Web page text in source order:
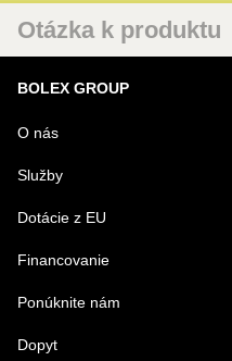
Otázka k produktu
MENO
VÁŠ E-MAIL
VAŠA OTÁZKA K PRODUKTU
BOLEX GROUP
O nás
Služby
Dotácie z EU
Financovanie
Ponúknite nám
Dopyt